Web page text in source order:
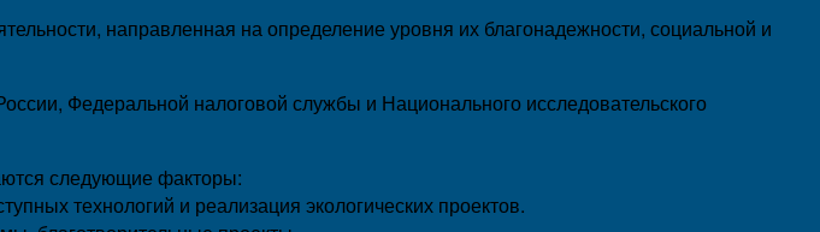
направленная на определение уровня их благонадежности, социальной и
Федеральной налоговой службы и Национального исследовательского
следующие факторы:
технологий и реализация экологических проектов.